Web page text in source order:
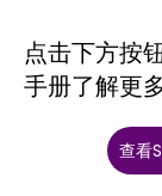
点击下方按
手册了解更